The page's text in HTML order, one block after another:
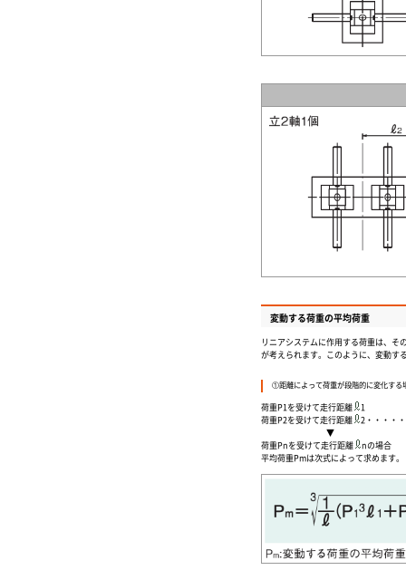
変動する荷重の平均荷重
リニアシステムに作用する荷重は、そ
が考えられます。このように、変動す
①距離によって荷重が段階的に変化する
荷重P1を受けて走行距離
1
荷重P2を受けて走行距離
2・・・・・
▼
荷重Pnを受けて走行距離
nの場合
平均荷重Pmは次式によって求めます。